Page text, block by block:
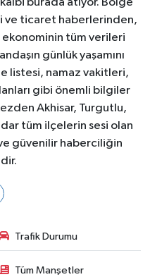
ve ticaret haberlerinden,
tüm verileri
günlük yaşamını
listesi, namaz vakitleri,
gibi önemli bilgiler
Akhisar, Turgutlu,
tüm ilçelerin sesi olan
güvenilir haberciliğin
Trafik Durumu
Tüm Manşetler